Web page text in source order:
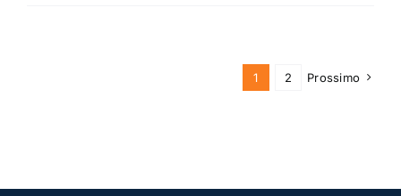
1 2 Prossimo